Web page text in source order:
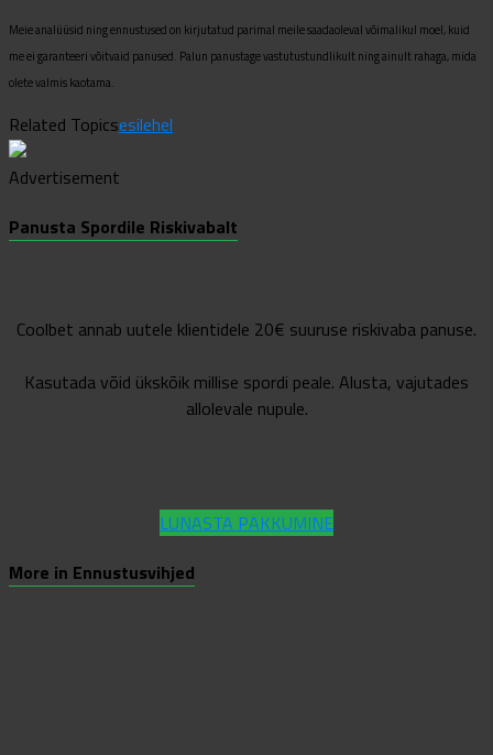
Meieanalüüsid ning ennustused on kirjutatud parimal meile saadaoleval võimalikul moel, kuid
me ei garanteeri võitvaid panused. Palun panustage vastutustundlikult ning ainult rahaga, mida
olete valmis kaotama.
Related Topicsesilehel
Advertisement
Panusta Spordile Riskivabalt
Coolbet annab uutele klientidele 20€ suuruse riskivaba panuse.
Kasutada võid ükskõik millise spordi peale. Alusta, vajutades
allolevale nupule.
LUNASTA PAKKUMINE
More in Ennustusvihjed